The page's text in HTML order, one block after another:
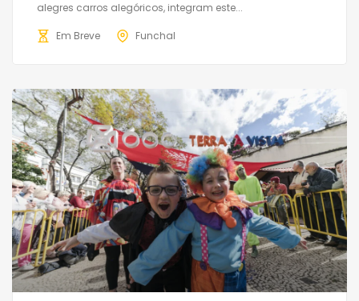
alegres carros alegóricos, integram este...
Em Breve Funchal